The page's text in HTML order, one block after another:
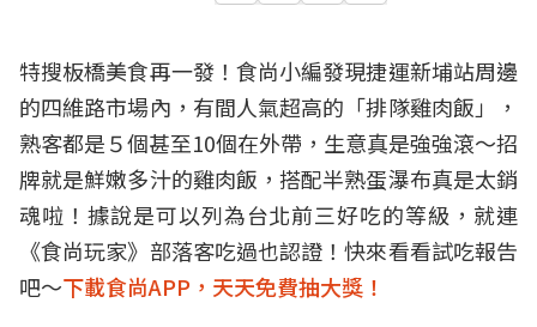
特搜板橋美食再一發！食尚小編發現捷運新埔站周邊
的四維路市場內，有間人氣超高的「排隊雞肉飯 」，
熟客都是５個甚至10個在外帶，生意真是強強滾～招
牌就是鮮嫩多汁的雞肉飯，搭配半熟蛋瀑布真是太銷
魂啦！據說是可以列為台北前三好吃的等級，就連
《食尚玩家》部落客吃過也認證！快來看看試吃報告
吧～下載食尚APP，天天免費抽大獎！